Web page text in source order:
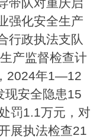
强化安全生产
行政执法支队
产监督检查计
2024年1—12
现安全隐患15
罚1.1万元，对
展执法检查21